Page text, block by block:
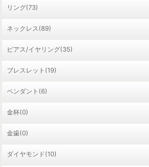
リング(73)
ネックレス(89)
ピアス/イヤリング(35)
ブレスレット(19)
ペンダント(6)
金杯(0)
金歯(0)
ダイヤモンド(10)